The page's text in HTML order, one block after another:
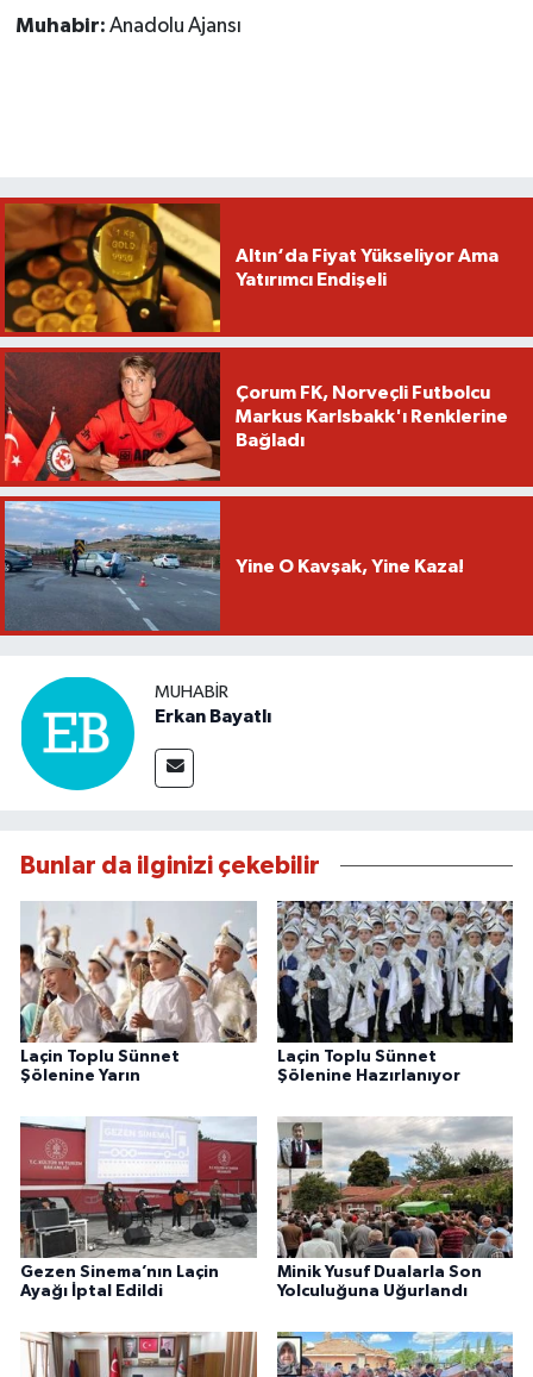
Muhabir: Anadolu Ajansı
Altın‘da Fiyat Yükseliyor Ama
Yatırımcı Endişeli
Çorum FK, Norveçli Futbolcu
Markus Karlsbakk'ı Renklerine
Bağladı
Yine O Kavşak, Yine Kaza!
MUHABIR
Erkan Bayatlı
Bunlar da ilginizi çekebilir
Laçin Toplu Sünnet
Şölenine Yarın
Laçin Toplu Sünnet
Şölenine Hazırlanıyor
Gezen Sinema’nın Laçin
Ayağı İptal Edildi
Minik Yusuf Dualarla Son
Yolculuğuna Uğurlandı